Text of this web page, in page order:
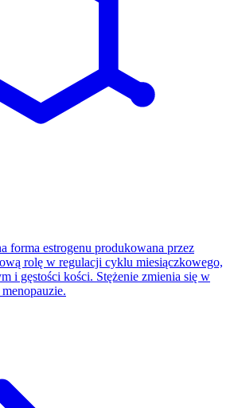
forma estrogenu produkowana przez
rolę w regulacji cyklu miesiączkowego,
i gęstości kości. Stężenie zmienia się w